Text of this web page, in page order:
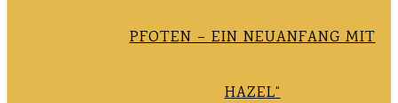
PFOTEN – EIN NEUANFANG MIT
HAZEL“